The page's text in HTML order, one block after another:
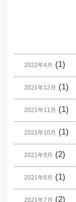
2022年4月 (1)
2021年12月 (1)
2021年11月 (1)
2021年10月 (1)
2021年9月 (2)
2021年8月 (1)
2021年7月 (2)